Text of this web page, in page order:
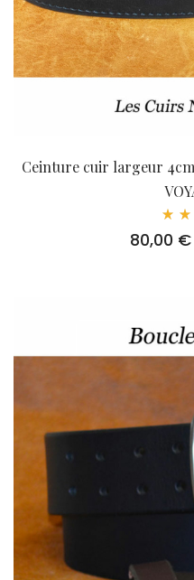
Ceinture cuir largeur
80,00 €